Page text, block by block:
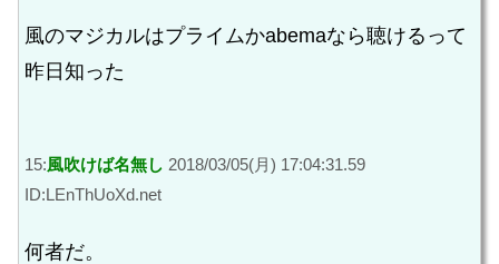
風のマジカルはプライムかabemaなら聴けるって
昨日知った
15:風吹けば名無し 2018/03/05(月) 17:04:31.59
ID:LEnThUoXd.net
何者だ。